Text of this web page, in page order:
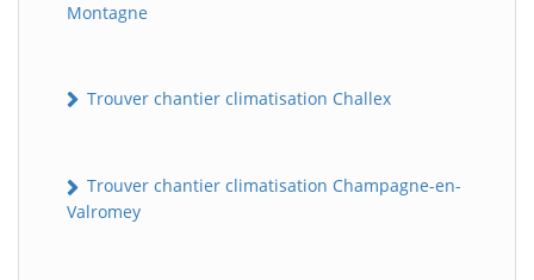
Montagne
Trouver chantier climatisation Challex
Trouver chantier climatisation Champagne-en-
Valromey